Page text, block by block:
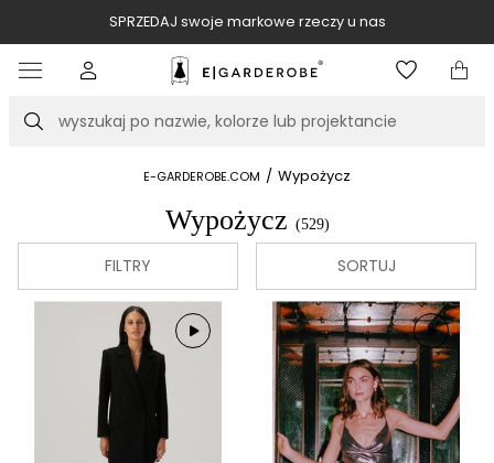
SPRZEDAJ swoje markowe rzeczy u nas
Szukaj
E-GARDEROBE.COM / Wypożycz
Wypożycz (529)
FILTRY SORTUJ